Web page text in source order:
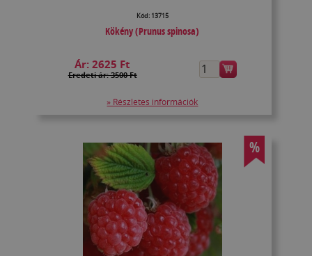
Kód: 13715
Kökény (Prunus spinosa)
Ár:2625 Ft
Eredeti ár: 3500 Ft
» Részletes információk
%